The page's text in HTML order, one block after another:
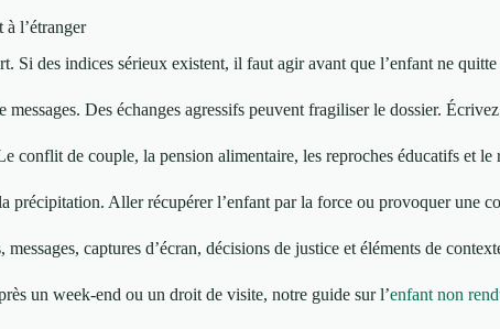
l’étranger
Si des indices sérieux existent, il faut agir avant que l’enfant ne
Des échanges agressifs peuvent fragiliser le dossier.
conflit de couple, la pension alimentaire, les reproches éducatifs et le
précipitation. Aller récupérer l’enfant par la force ou provoquer une
captures d’écran, décisions de justice et éléments de
un week-end ou un droit de visite, notre guide sur l’enfant non